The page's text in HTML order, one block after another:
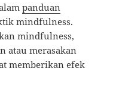
panduan
mindfulness.
mindfulness,
atau merasakan
memberikan efek